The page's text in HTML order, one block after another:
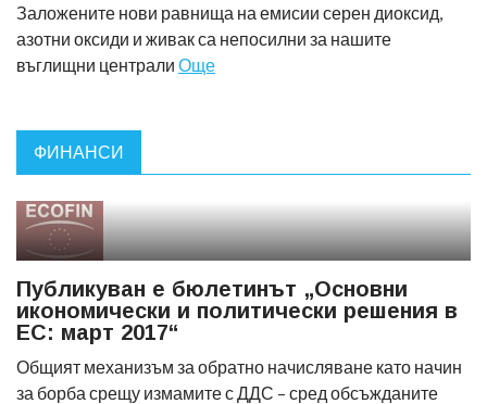
Заложените нови равнища на емисии серен диоксид,
азотни оксиди и живак са непосилни за нашите
въглищни централи Още
ФИНАНСИ
Публикуван е бюлетинът „Основни
икономически и политически решения в
ЕС: март 2017“
Общият механизъм за обратно начисляване като начин
за борба срещу измамите с ДДС – сред обсъжданите